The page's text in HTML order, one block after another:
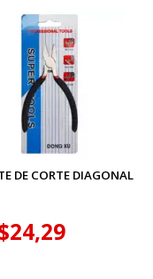
DE CORTE DIAGONAL